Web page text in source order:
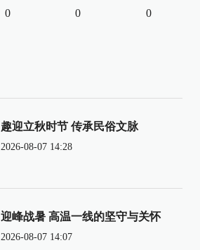
0 0 0
趣迎立秋时节 传承民俗文脉
2026-08-07 14:28
迎峰战暑 高温一线的坚守与关怀
2026-08-07 14:07